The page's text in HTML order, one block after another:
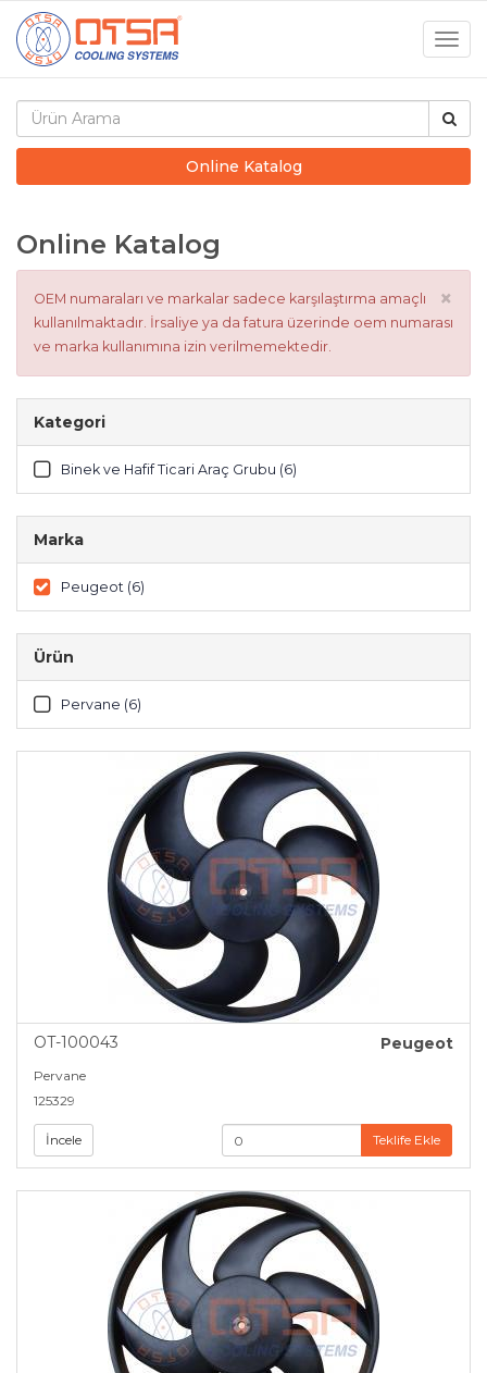
Online Katalog
Online Katalog
×
OEM numaraları ve markalar sadece karşılaştırma amaçlı
kullanılmaktadır. İrsaliye ya da fatura üzerinde oem numarası
ve marka kullanımına izin verilmemektedir.
Kategori
Binek ve Hafif Ticari Araç Grubu (6)
Marka
Peugeot (6)
Ürün
Pervane (6)
OT-100043 Peugeot
Pervane
125329
İncele Teklife Ekle